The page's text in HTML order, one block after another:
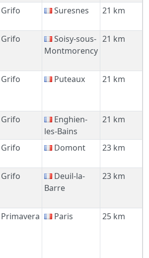
Grifo Suresnes 21 km
Grifo
Soisy-sous-
Montmorency
21 km
Grifo Puteaux 21 km
Grifo
Enghien-
les-Bains
21 km
Grifo Domont 23 km
Grifo
Deuil-la-
Barre
23 km
Primavera Paris 25 km